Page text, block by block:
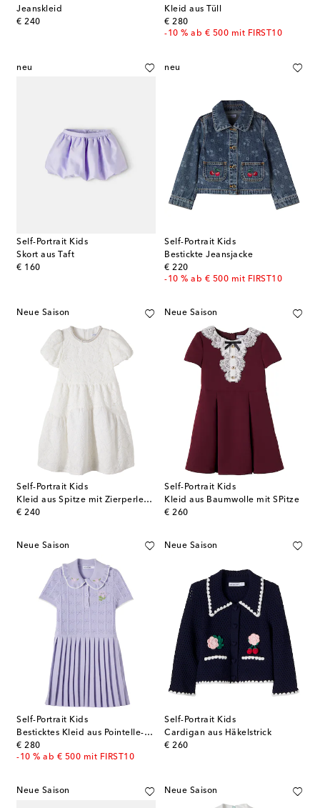
Jeanskleid
€ 240
original price
Kleid aus Tüll
€ 280
original price
-10 % ab € 500 mit FIRST10
neu
Self-Portrait Kids
Skort aus Taft
€ 160
original price
neu
Self-Portrait Kids
Bestickte Jeansjacke
€ 220
original price
-10 % ab € 500 mit FIRST10
Neue Saison
Self-Portrait Kids
Kleid aus Spitze mit Zierperlen und Kristallen
€ 240
original price
Neue Saison
Self-Portrait Kids
Kleid aus Baumwolle mit SPitze
€ 260
original price
Neue Saison
Self-Portrait Kids
Besticktes Kleid aus Pointelle-Strick
€ 280
original price
-10 % ab € 500 mit FIRST10
Neue Saison
Self-Portrait Kids
Cardigan aus Häkelstrick
€ 260
original price
Neue Saison Neue Saison